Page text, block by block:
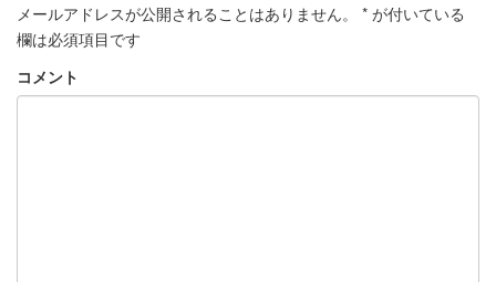
メールアドレスが公開されることはありません。 * が付いている
欄は必須項目です
コメント